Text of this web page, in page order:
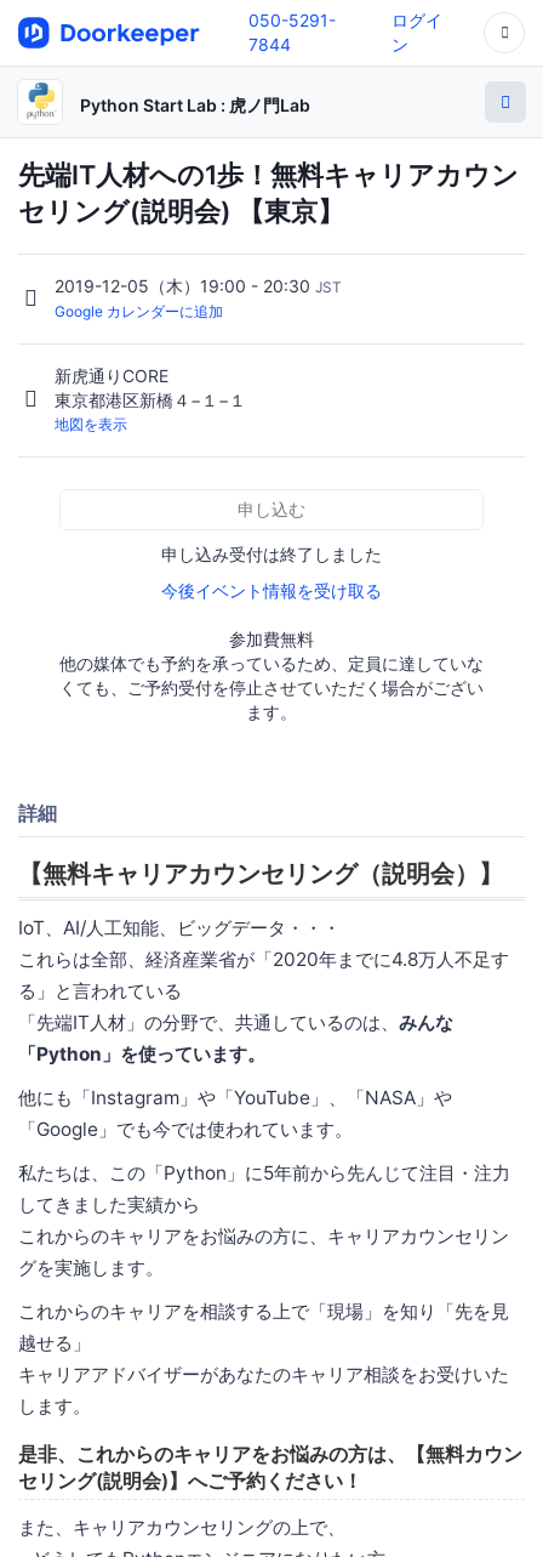
050-5291-
7844
ログイ
ン
Python Start Lab : 虎ノ門Lab
先端IT人材への1歩！無料キャリアカウン
セリング(説明会) 【東京】
2019-12-05（木）19:00 - 20:30 JST
Google カレンダーに追加
新虎通りCORE
東京都港区新橋４−１−１
地図を表示
申し込む
申し込み受付は終了しました
今後イベント情報を受け取る
参加費無料
他の媒体でも予約を承っているため、定員に達していな
くても、ご予約受付を停止させていただく場合がござい
ます。
詳細
【無料キャリアカウンセリング（説明会）】
IoT、AI/人工知能、ビッグデータ・・・
これらは全部、経済産業省が「2020年までに4.8万人不足す
る」と言われている
「先端IT人材」の分野で、共通しているのは、 みんな
「Python」を使っています。
他にも「Instagram」や「YouTube」、「NASA」や
「Google」でも今では使われています。
私たちは、この「Python」に5年前から先んじて注目・注力
してきました実績から
これからのキャリアをお悩みの方に、キャリアカウンセリン
グを実施します。
これからのキャリアを相談する上で「現場」を知り「先を見
越せる」
キャリアアドバイザーがあなたのキャリア相談をお受けいた
します。
是非、これからのキャリアをお悩みの方は、【無料カウン
セリング(説明会)】へご予約ください！
また、キャリアカウンセリングの上で、